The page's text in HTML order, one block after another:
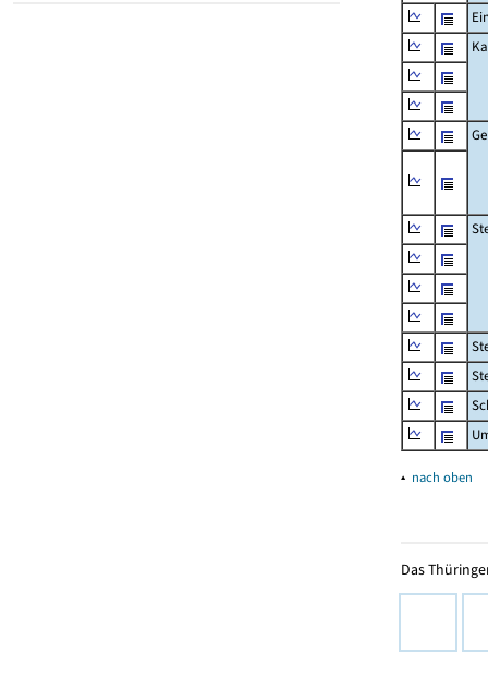
▴ nach oben
Das